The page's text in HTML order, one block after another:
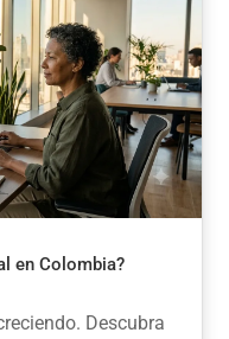
en Colombia?
Descubra